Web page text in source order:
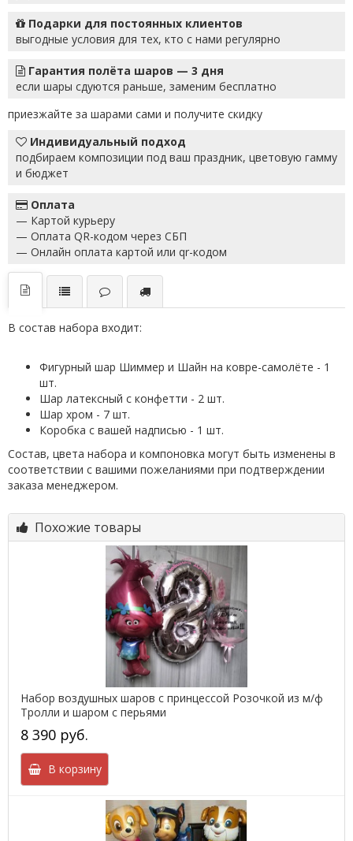
Подарки для постоянных клиентов
выгодные условия для тех, кто с нами регулярно
Гарантия полёта шаров — 3 дня
если шары сдуются раньше, заменим бесплатно
приезжайте за шарами сами и получите скидку
Индивидуальный подход
подбираем композиции под ваш праздник, цветовую гамму
и бюджет
Оплата
— Картой курьеру
— Оплата QR-кодом через СБП
— Онлайн оплата картой или qr-кодом
В состав набора входит:
Фигурный шар Шиммер и Шайн на ковре-самолёте - 1
шт.
Шар латексный с конфетти - 2 шт.
Шар хром - 7 шт.
Коробка с вашей надписью - 1 шт.
Состав, цвета набора и компоновка могут быть изменены в
соответствии с вашими пожеланиями при подтверждении
заказа менеджером.
Похожие товары
Набор воздушных шаров с принцессой Розочкой из м/ф
Тролли и шаром с перьями
8 390 руб.
В корзину